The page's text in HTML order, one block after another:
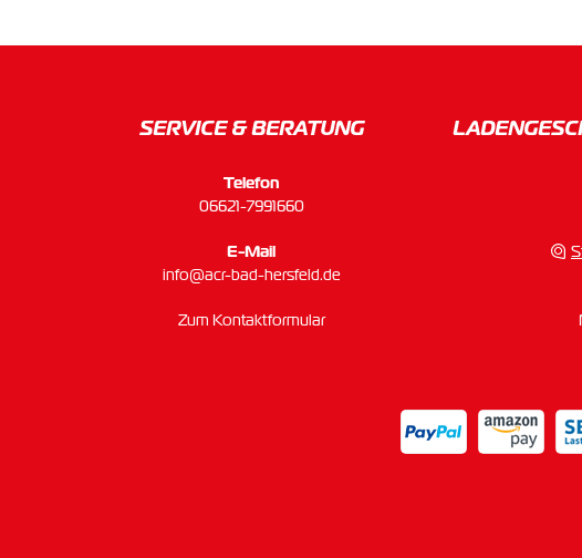
SERVICE & BERATUNG
Telefon
06621-7991660
E-Mail
info@acr-bad-hersfeld.de
Zum Kontaktformular